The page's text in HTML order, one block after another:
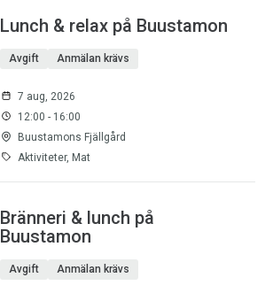
Lunch & relax på Buustamon
Avgift Anmälan krävs
7 aug, 2026
12:00 - 16:00
Buustamons Fjällgård
Aktiviteter, Mat
Bränneri & lunch på
Buustamon
Avgift Anmälan krävs